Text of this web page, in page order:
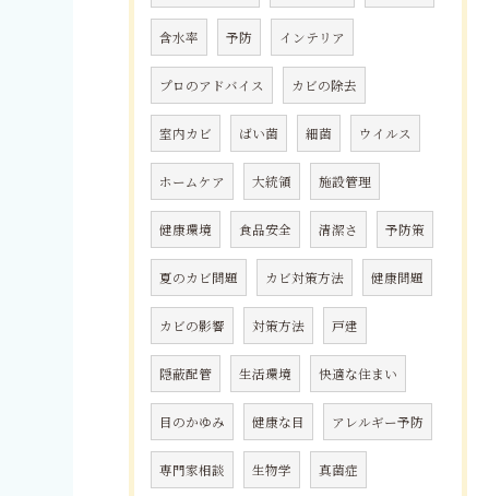
含水率 予防 インテリア
プロのアドバイス カビの除去
室内カビ ばい菌 細菌 ウイルス
ホームケア 大統領 施設管理
健康環境 食品安全 清潔さ 予防策
夏のカビ問題 カビ対策方法 健康問題
カビの影響 対策方法 戸建
隠蔽配管 生活環境 快適な住まい
目のかゆみ 健康な目 アレルギー予防
専門家相談 生物学 真菌症